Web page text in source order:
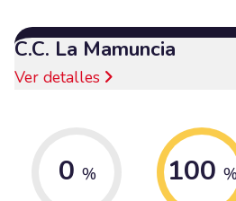
C.C. La Mamuncia
Ver detalles
0 % 100 %